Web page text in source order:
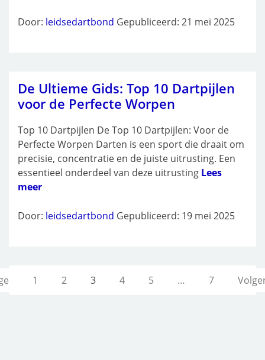
Door: leidsedartbond Gepubliceerd: 21 mei 2025
De Ultieme Gids: Top 10 Dartpijlen
voor de Perfecte Worpen
Top 10 Dartpijlen De Top 10 Dartpijlen: Voor de
Perfecte Worpen Darten is een sport die draait om
precisie, concentratie en de juiste uitrusting. Een
essentieel onderdeel van deze uitrusting Lees
meer
Door: leidsedartbond Gepubliceerd: 19 mei 2025
1 2 3 4 5 … 7